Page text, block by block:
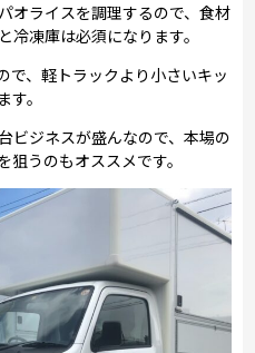
オライスを調理するので、食材
凍庫は必須になります。
で、軽トラックより小さいキッ
。
ビジネスが盛んなので、本場の
うのもオススメです。